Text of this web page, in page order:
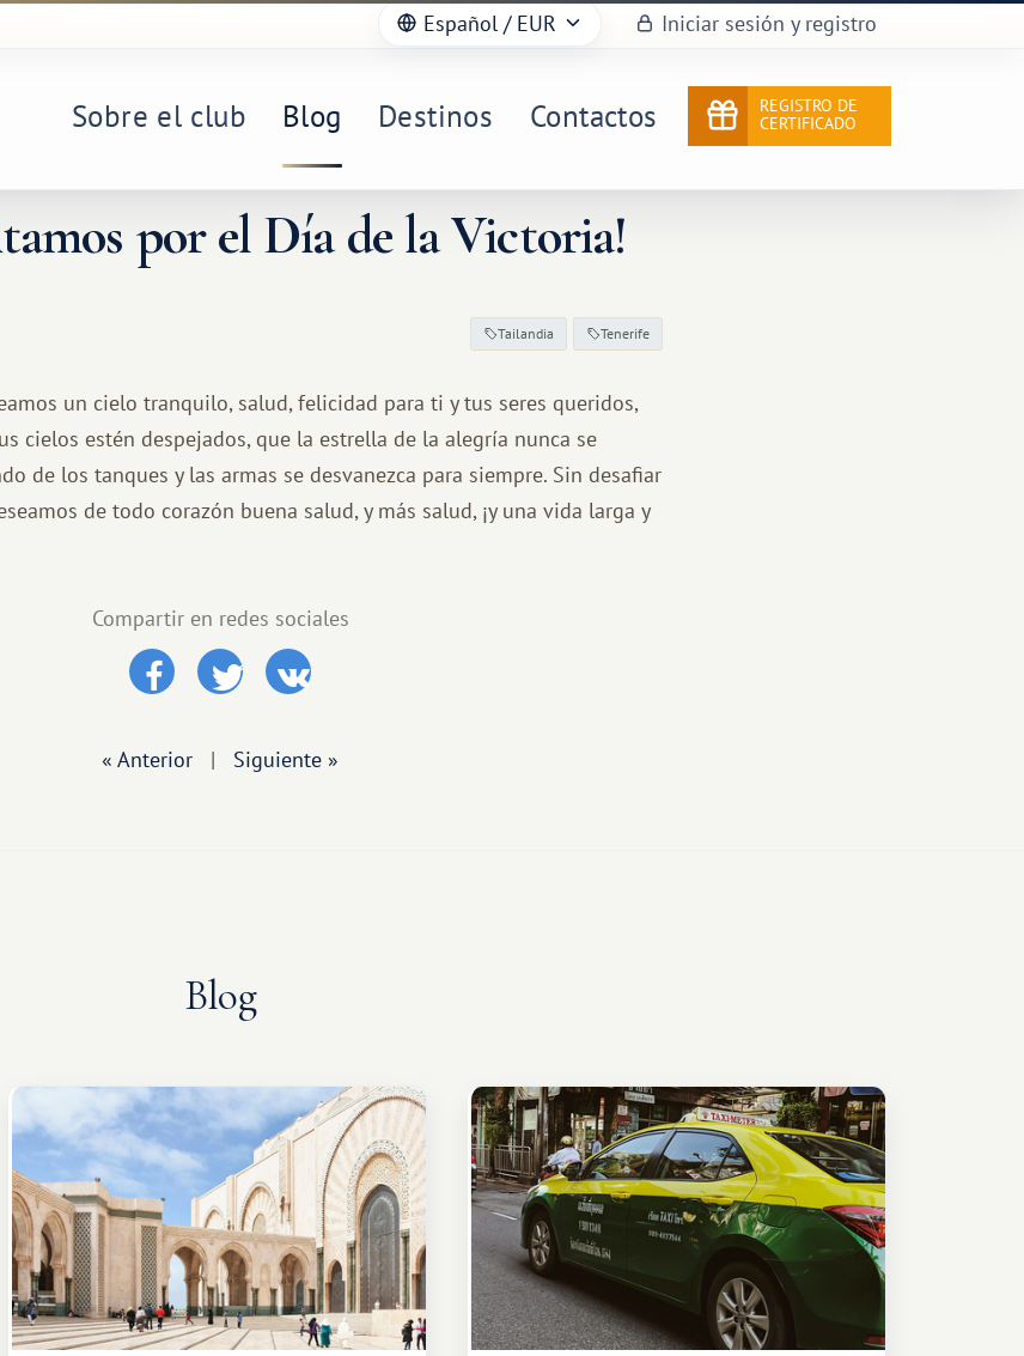
Español / EUR Iniciar sesión y registro
Sobre el club Blog Destinos Contactos
REGISTRO DE
CERTIFICADO
por el Día de la Victoria!
Tailandia Tenerife
un cielo tranquilo, salud, felicidad para ti y tus seres queridos,
cielos estén despejados, que la estrella de la alegría nunca se
de los tanques y las armas se desvanezca para siempre. Sin desafiar
de todo corazón buena salud, y más salud, ¡y una vida larga y
Compartir en redes sociales
« Anterior | Siguiente »
Blog